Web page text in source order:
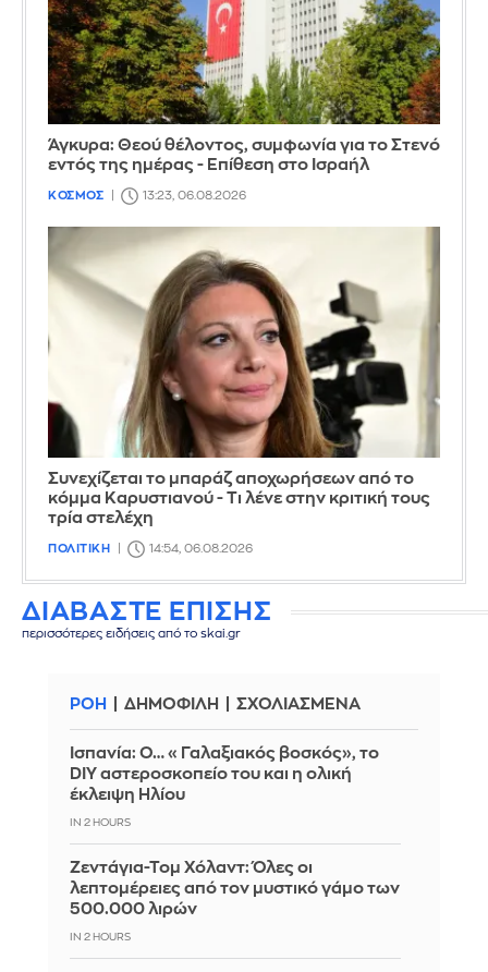
Άγκυρα: Θεού θέλοντος, συμφωνία για το Στενό
εντός της ημέρας - Επίθεση στο Ισραήλ
ΚΟΣΜΟΣ 13:23, 06.08.2026
Συνεχίζεται το μπαράζ αποχωρήσεων από το
κόμμα Καρυστιανού - Τι λένε στην κριτική τους
τρία στελέχη
ΠΟΛΙΤΙΚΗ 14:54, 06.08.2026
ΔΙΑΒΑΣΤΕ ΕΠΙΣΗΣ
περισσότερες ειδήσεις από το skai.gr
ΡΟΗ ΔΗΜΟΦΙΛΗ ΣΧΟΛΙΑΣΜΕΝΑ
Ισπανία: Ο… «Γαλαξιακός βοσκός», το
DIY αστεροσκοπείο του και η ολική
έκλειψη Ηλίου
IN 2 HOURS
Ζεντάγια-Τομ Χόλαντ: Όλες οι
λεπτομέρειες από τον μυστικό γάμο των
500.000 λιρών
IN 2 HOURS